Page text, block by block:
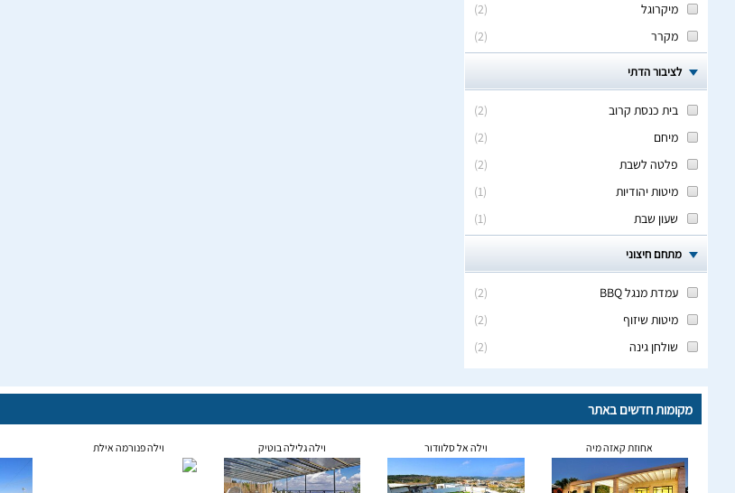
(
2
)
מיקרוגל
(
2
) מקרר
לציבור הדתי
(
2
)
בית כנסת קרוב
(
2
)
מיחם
(
2
)
פלטה לשבת
(
1
)
מיטות יהודיות
(
1
) שעון שבת
מתחם חיצוני
(
2
)
עמדת מנגל BBQ
(
2
)
מיטות שיזוף
(
2
) שולחן גינה
מקומות חדשים באתר
אחוזת קאזה מיה וילה אל סלוודור וילה גלילה בוטיק וילה פנורמה אילת